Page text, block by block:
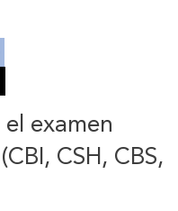
examen
CSH, CBS,